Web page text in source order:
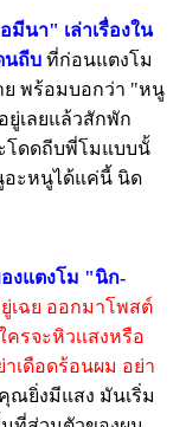
มีนา" เล่าเรื่องใน
นถีบ ที่ก่อนแตงโม
ย พร้อมบอกว่า "หนู
ยู่เลยแล้วสักพัก
โดดถีบพี่โมแบบนั้
อะหนูได้แค่นี้ นิด
งแตงโม "นิก-
เฉย ออกมาโพสต์
รจะหิวเเสงหรือ
าเดือดร้อนผม อย่า
ณยิ่งมีแสง มันเริ่ม